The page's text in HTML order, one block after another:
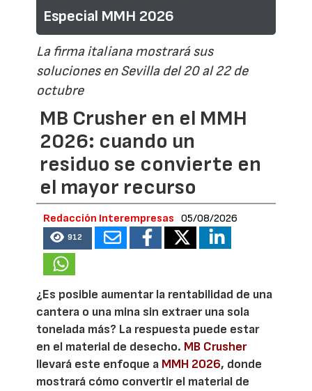
Especial MMH 2026
La firma italiana mostrará sus
soluciones en Sevilla del 20 al 22 de
octubre
MB Crusher en el MMH
2026: cuando un
residuo se convierte en
el mayor recurso
Redacción Interempresas 05/08/2026
912
¿Es posible aumentar la rentabilidad de una
cantera o una mina sin extraer una sola
tonelada más? La respuesta puede estar
en el material de desecho. MB Crusher
llevará este enfoque a MMH 2026, donde
mostrará cómo convertir el material de